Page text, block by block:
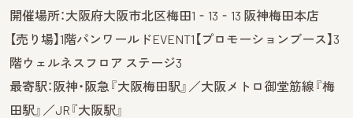
開催場所：大阪府大阪市北区梅田1‐13‐13 阪神梅田本店
【売り場】1階パンワールドEVENT1【プロモーションブース】3
階ウェルネスフロア ステージ3
最寄駅：阪神・阪急『大阪梅田駅』／大阪メトロ御堂筋線『梅
田駅』／JR『大阪駅』